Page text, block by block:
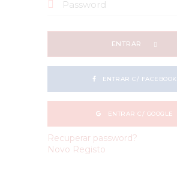
ENTRAR
ENTRAR C/ FACEBOOK
ENTRAR C/ GOOGLE
Recuperar password?
Novo Registo